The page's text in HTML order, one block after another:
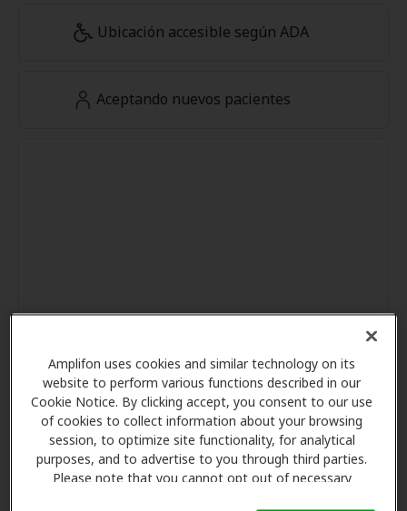
Amplifon uses cookies and similar technology on its
website to perform various functions described in our
Cookie Notice. By clicking accept, you consent to our use
of cookies to collect information about your browsing
session, to optimize site functionality, for analytical
purposes, and to advertise to you through third parties.
Please note that you cannot opt out of necessary
Ubicación accesible según ADA
Aceptando nuevos pacientes